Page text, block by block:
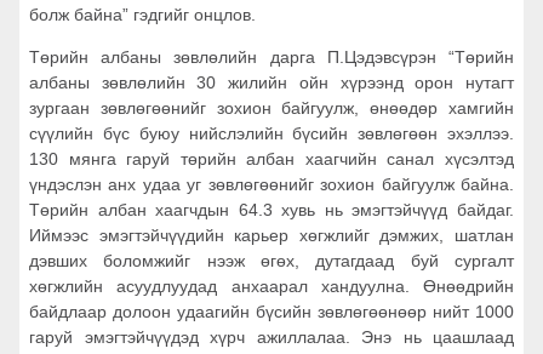
болж байна” гэдгийг онцлов.
Төрийн албаны зөвлөлийн дарга П.Цэдэвсүрэн “Төрийн
албаны зөвлөлийн 30 жилийн ойн хүрээнд орон нутагт
зургаан зөвлөгөөнийг зохион байгуулж, өнөөдөр хамгийн
сүүлийн бүс буюу нийслэлийн бүсийн зөвлөгөөн эхэллээ.
130 мянга гаруй төрийн албан хаагчийн санал хүсэлтэд
үндэслэн анх удаа уг зөвлөгөөнийг зохион байгуулж байна.
Төрийн албан хаагчдын 64.3 хувь нь эмэгтэйчүүд байдаг.
Иймээс эмэгтэйчүүдийн карьер хөгжлийг дэмжих, шатлан
дэвших боломжийг нээж өгөх, дутагдаад буй сургалт
хөгжлийн асуудлуудад анхаарал хандуулна. Өнөөдрийн
байдлаар долоон удаагийн бүсийн зөвлөгөөнөөр нийт 1000
гаруй эмэгтэйчүүдэд хүрч ажиллалаа. Энэ нь цаашлаад